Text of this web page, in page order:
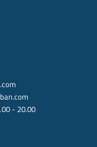
- 20.00